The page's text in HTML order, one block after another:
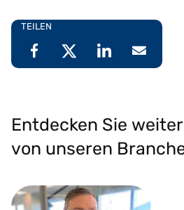
TEILEN
Entdecken Sie
von unseren